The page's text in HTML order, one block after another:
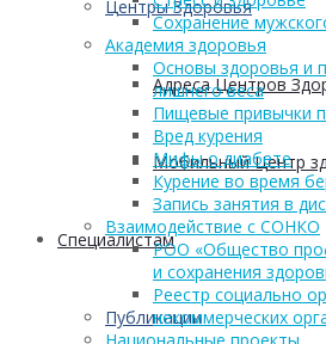
Центры Здоровья
Адреса Центров
Мобильный Центр
Cпециалистам
Публикации
Сохранение
Академия здоровья
Основы здоровья и
лишнего веса
Пищевые привычки
Вред курения
Мифы о диабете
Курение во время
Запись занятия в
Взаимодействие с СОНКО
РОО «Общество
и сохранения
Реестр социально
некоммерческих